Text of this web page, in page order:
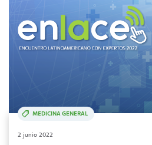
MEDICINA GENERAL
2 junio 2022